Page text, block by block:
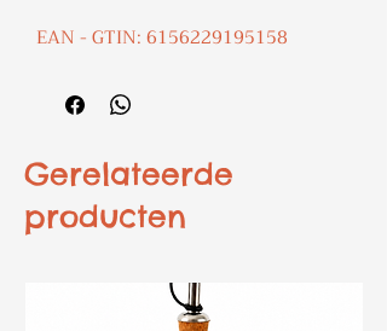
EAN - GTIN: 6156229195158
Gerelateerde
producten